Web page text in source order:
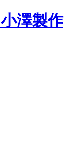
澤製作